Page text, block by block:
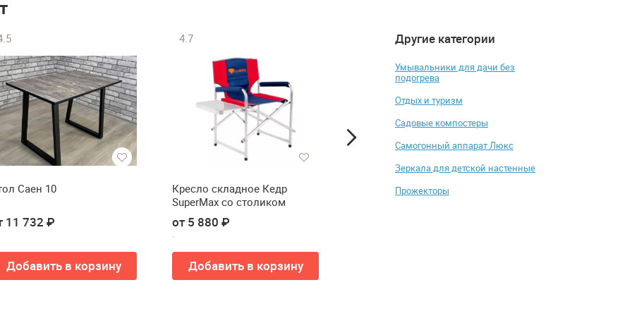
Другие категории
Умывальники для дачи без
подогрева
Отдых и туризм
Садовые компостеры
Самогонный аппарат Люкс
Зеркала для детской настенные
Прожекторы
Саен 10
11 732 ₽
Добавить в корзину
4.7
Кресло складное Кедр
SuperMax со столиком
от 5 880 ₽
Добавить в корзину
Кресло пластиковое